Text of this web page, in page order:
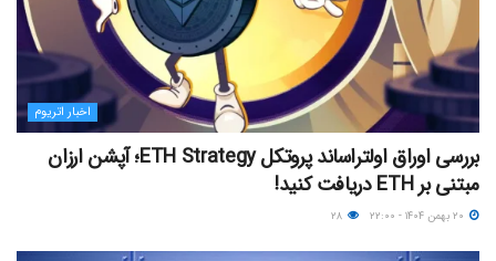
اخبار اتریوم
بررسی اوراق اولتراساند پروتکل ETH Strategy؛ آپشن ارزان
مبتنی بر ETH دریافت کنید!